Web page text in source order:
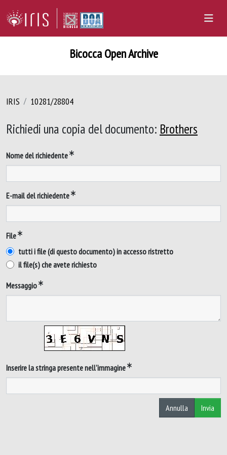
Bicocca Open Archive
IRIS 10281/28804
Richiedi una copia del documento: Brothers
Nome del richiedente
E-mail del richiedente
File
tutti i file (di questo documento) in accesso ristretto
il file(s) che avete richiesto
Messaggio
Inserire la stringa presente nell'immagine
Annulla Invia